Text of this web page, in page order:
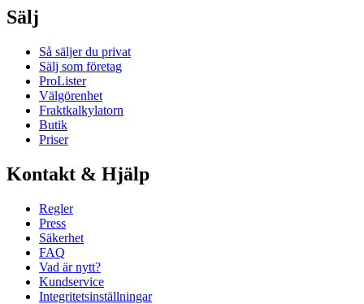
Sälj
Så säljer du privat
Sälj som företag
ProLister
Välgörenhet
Fraktkalkylatorn
Butik
Priser
Kontakt & Hjälp
Regler
Press
Säkerhet
FAQ
Vad är nytt?
Kundservice
Integritetsinställningar